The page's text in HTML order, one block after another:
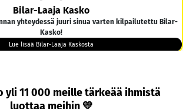
Bilar-Laaja Kasko
yhteydessä juuri sinua varten kilpailutettu Bilar-
Kasko!
Lue lisää Bilar-Laaja Kaskosta
Bilar-Kotiintoimitus
kaikkiin yli 6000€ hintaisiin autoihin
yli 11 000 meille tärkeää ihmistä
luottaa meihin 💛